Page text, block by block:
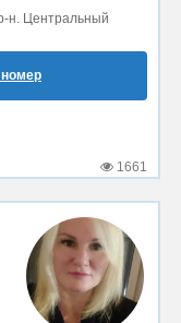
н. Центральный
номер
1661